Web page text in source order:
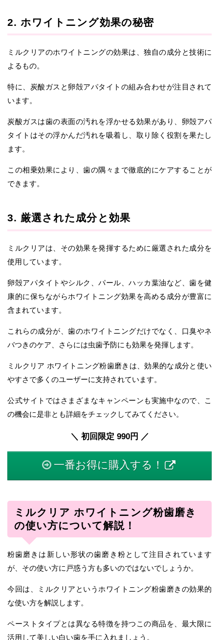
2. ホワイトニング効果の秘密
ミルクリアのホワイトニングの効果は、独自の成分と技術に
よるもの。
特に、炭酸ガスと卵殻アパタイトの組み合わせが注目されて
います。
炭酸ガスは歯の表面の汚れを浮かせる効果があり、卵殻アパ
タイトはその浮かんだ汚れを吸着し、取り除く役割を果たし
ます。
この相乗効果により、歯の隅々まで徹底的にケアすることが
できます。
3. 厳選された成分と効果
ミルクリアは、その効果を発揮するために厳選された成分を
使用しています。
卵殻アパタイトやシルク、パール、ハッカ葉油など、歯を健
康的に保ちながらホワイトニング効果を高める成分が豊富に
含まれています。
これらの成分が、歯のホワイトニングだけでなく、口臭やネ
バつきのケア、さらには虫歯予防にも効果を発揮します。
ミルクリア ホワイトニング粉歯磨きは、効果的な成分と使い
やすさで多くのユーザーに支持されています。
公式サイトではさまざまなキャンペーンも実施中なので、こ
の機会に是非とも詳細をチェックしてみてください。
＼ 初回限定 990円 ／
一番お得に購入する！
ミルクリア ホワイトニング粉歯磨き
の使い方について解説！
粉歯磨きは新しい形状の歯磨き粉として注目されています
が、その使い方に戸惑う方も多いのではないでしょうか。
今回は、ミルクリアというホワイトニング粉歯磨きの効果的
な使い方を解説します。
ペーストタイプとは異なる特徴を持つこの商品を、最大限に
活用して美しい白い歯を手に入れましょう。